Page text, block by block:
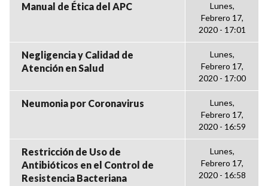
Manual de Ética del APC
Lunes,
Febrero 17,
2020 - 17:01
Negligencia y Calidad de
Atención en Salud
Lunes,
Febrero 17,
2020 - 17:00
Neumonia por Coronavirus
Lunes,
Febrero 17,
2020 - 16:59
Restricción de Uso de
Antibióticos en el Control de
Resistencia Bacteriana
Lunes,
Febrero 17,
2020 - 16:58